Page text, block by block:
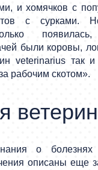
и хомячков с
с сурками.
были коровы,
veterinarius так и
рабочим скотом».
о
описаны еще